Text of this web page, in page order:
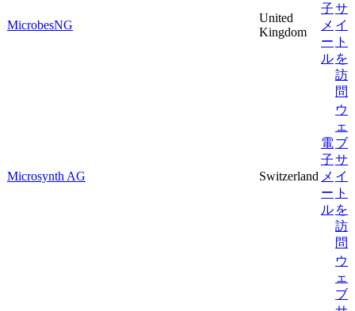
MicrobesNG
United
Kingdom
子
メ
ー
ル
サ
イ
ト
を
訪
問
Microsynth AG Switzerland
電
子
メ
ー
ル
ウ
ェ
ブ
サ
イ
ト
を
訪
問
ウ
ェ
ブ